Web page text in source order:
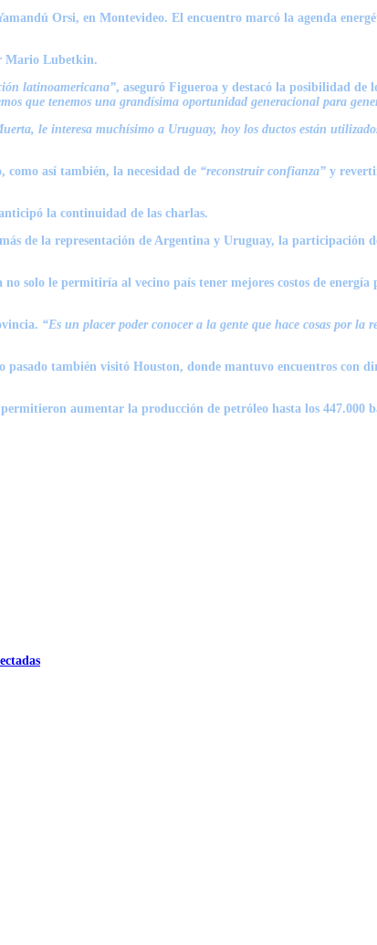
Orsi, en Montevideo. El encuentro marcó la agenda
Mario Lubetkin.
latinoamericana”, aseguró Figueroa y destacó la posibilidad de
que tenemos una grandísima oportunidad generacional para
le interesa muchísimo a Uruguay, hoy los ductos están
, como así también, la necesidad de “reconstruir confianza” y
la continuidad de las charlas.
de la representación de Argentina y Uruguay, la participación
solo le permitiría al vecino país tener mejores costos de
“Es un placer poder conocer a la gente que hace cosas por la
pasado también visitó Houston, donde mantuvo encuentros con
aumentar la producción de petróleo hasta los 447.000